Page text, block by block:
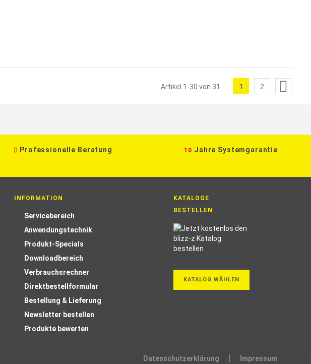
Datenschutzerklärung Impressum
Artikel 1 -30 von 31 Sie
die
Seite
1 Seite
2
Professionelle Beratung 10 Jahre Systemgarantie
INFORMATION
Servicebereich
Anwendungstechnik
Produkt-Specials
Downloadbereich
Verbrauchsrechner
Direktbestellformular
Bestellung & Lieferung
Newsletter bestellen
Produkte bewerten
KATALOGE
BESTELLEN
KATALOG WÄHLEN